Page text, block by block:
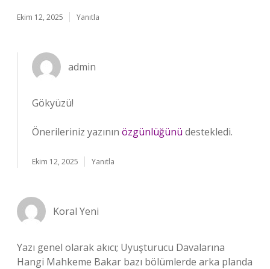
Ekim 12, 2025 Yanıtla
admin
Gökyüzü!
Önerileriniz yazının özgünlüğünü destekledi.
Ekim 12, 2025 Yanıtla
Koral Yeni
Yazı genel olarak akıcı; Uyuşturucu Davalarına
Hangi Mahkeme Bakar bazı bölümlerde arka planda